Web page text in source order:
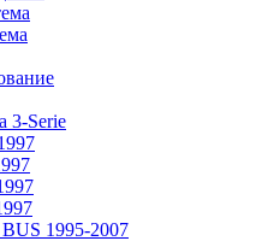
3-Serie
1995-2007